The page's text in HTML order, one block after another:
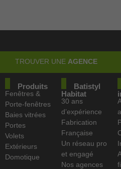
TROUVER UNE AGENCE
Produits
Fenêtres &
Porte-fenêtres
Baies vitrées
Portes
Volets
Extérieurs
Domotique
Batistyl
Habitat
30 ans
d’expérience
Fabrication
Française
Un réseau pro
et engagé
Nos agences